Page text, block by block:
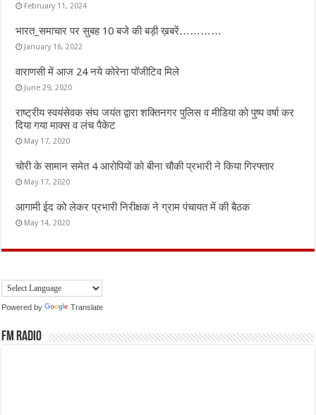
February 11, 2024
भारत_समाचार पर सुबह 10 बजे की बड़ी ख़बरें…………
January 16, 2022
वाराणसी में आज 24 नये कोरेना पॉजीटिव मिले
June 29, 2020
राष्ट्रीय स्वयंसेवक संघ जयंत द्वारा शक्तिनगर पुलिस व मीडिया को पुष्प वर्षा कर
दिया गया माक्स व लंच पैकेट
May 17, 2020
चोरी के सामान समेत 4 आरोपियों को बीना चौकी प्रभारी ने किया गिरफ्तार
May 17, 2020
आगामी ईद को लेकर प्रभारी निरीक्षक ने ग्राम पंचायत में की बैठक
May 14, 2020
Powered by Translate
FM Radio